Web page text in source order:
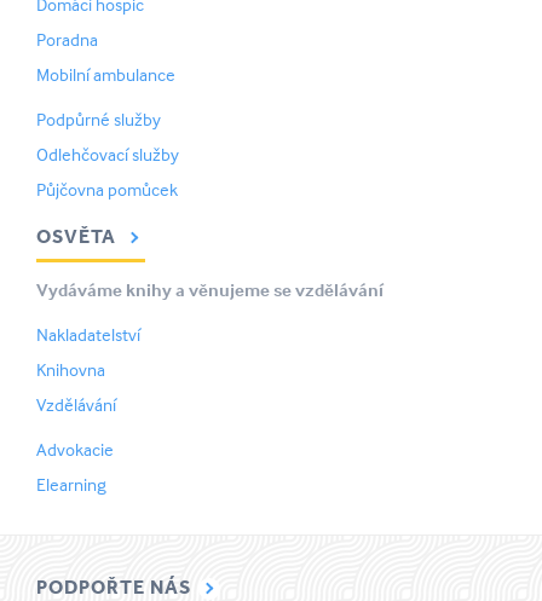
Domácí hospic
Poradna
Mobilní ambulance
Podpůrné služby
Odlehčovací služby
Půjčovna pomůcek
OSVĚTA
Vydáváme knihy a věnujeme se vzdělávání
Nakladatelství
Knihovna
Vzdělávání
Advokacie
Elearning
PODPOŘTE NÁS